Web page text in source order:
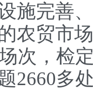
施完善
农贸市
次，检
2660多